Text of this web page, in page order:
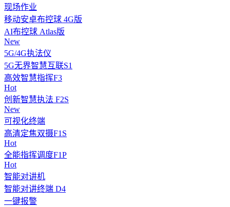
现场作业
移动安卓布控球 4G版
AI布控球 Atlas版
New
5G/4G执法仪
5G无界智慧互联S1
高效智慧指挥F3
Hot
创新智慧执法 F2S
New
可视化终端
高清定焦双摄F1S
Hot
全能指挥调度F1P
Hot
智能对讲机
智能对讲终端 D4
一键报警